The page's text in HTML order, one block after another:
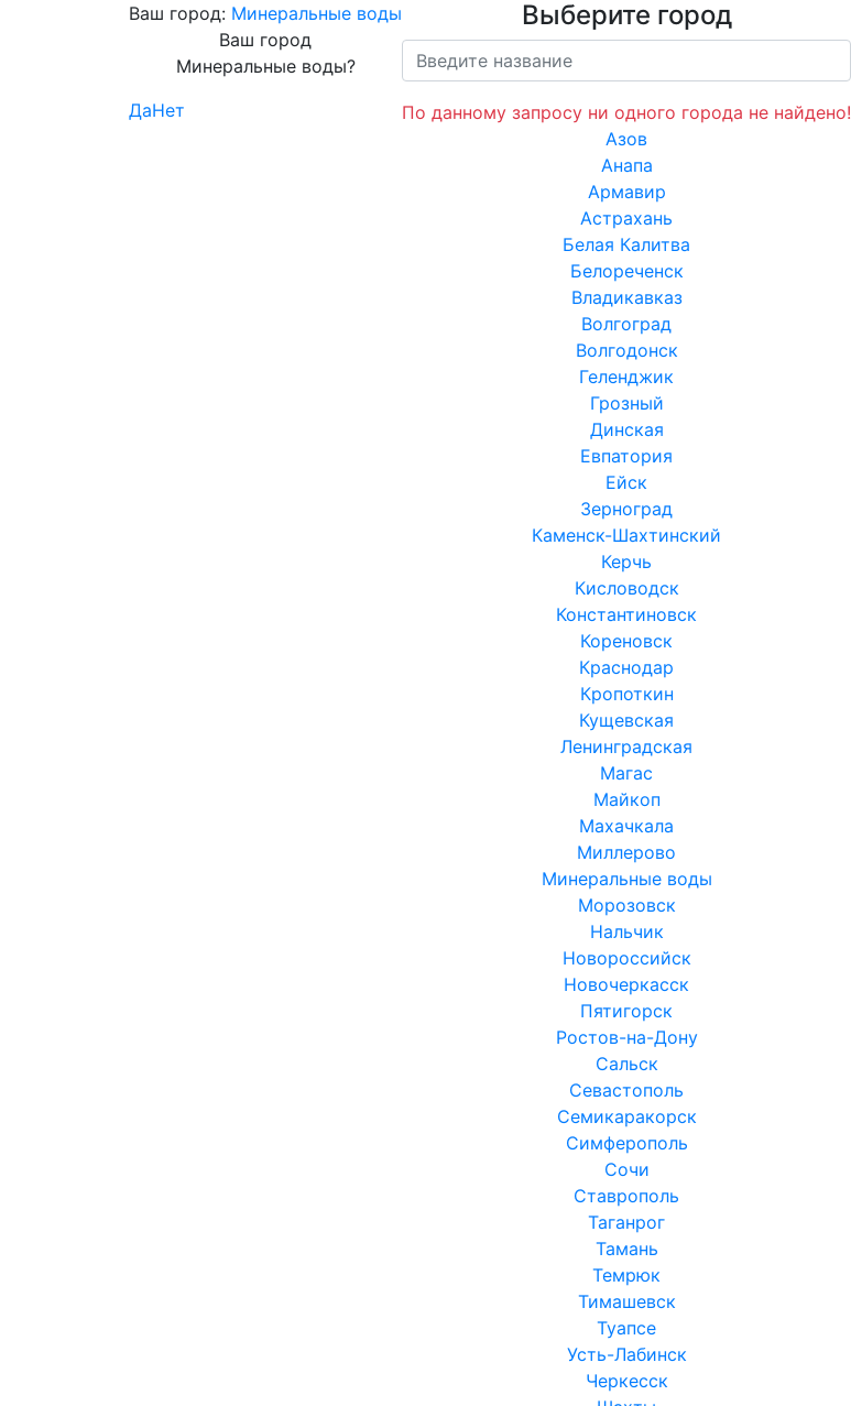
Ваш город: Минеральные воды
Ваш город
Минеральные воды?
ДаНет
Выберите город
По данному запросу ни одного города не найдено!
Азов
Анапа
Армавир
Астрахань
Белая Калитва
Белореченск
Владикавказ
Волгоград
Волгодонск
Геленджик
Грозный
Динская
Евпатория
Ейск
Зерноград
Каменск-Шахтинский
Керчь
Кисловодск
Константиновск
Кореновск
Краснодар
Кропоткин
Кущевская
Ленинградская
Магас
Майкоп
Махачкала
Миллерово
Минеральные воды
Морозовск
Нальчик
Новороссийск
Новочеркасск
Пятигорск
Ростов-на-Дону
Сальск
Севастополь
Семикаракорск
Симферополь
Сочи
Ставрополь
Таганрог
Тамань
Темрюк
Тимашевск
Туапсе
Усть-Лабинск
Черкесск